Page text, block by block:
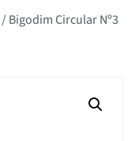
/ Bigodim Circular Nº3